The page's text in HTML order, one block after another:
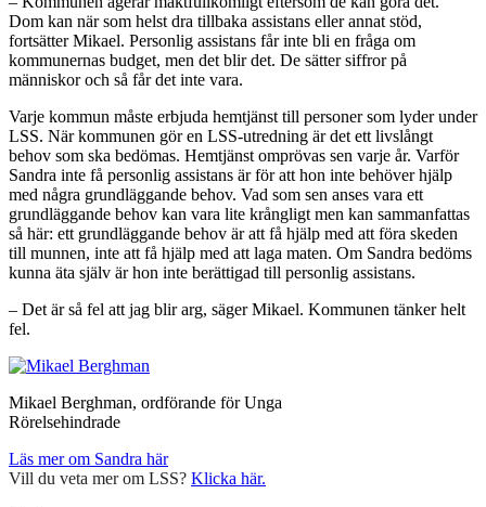
Dom kan när som helst dra tillbaka assistans eller annat stöd,
fortsätter Mikael. Personlig assistans får inte bli en fråga om
kommunernas budget, men det blir det. De sätter siffror på
människor och så får det inte vara.
Varje kommun måste erbjuda hemtjänst till personer som lyder under
LSS. När kommunen gör en LSS-utredning är det ett livslångt
behov som ska bedömas. Hemtjänst omprövas sen varje år. Varför
Sandra inte få personlig assistans är för att hon inte behöver hjälp
med några grundläggande behov. Vad som sen anses vara ett
grundläggande behov kan vara lite krångligt men kan sammanfattas
så här: ett grundläggande behov är att få hjälp med att föra skeden
till munnen, inte att få hjälp med att laga maten. Om Sandra bedöms
kunna äta själv är hon inte berättigad till personlig assistans.
– Det är så fel att jag blir arg, säger Mikael. Kommunen tänker helt
fel.
Mikael Berghman, ordförande för Unga
Rörelsehindrade
Läs mer om Sandra här
Vill du veta mer om LSS? Klicka här.